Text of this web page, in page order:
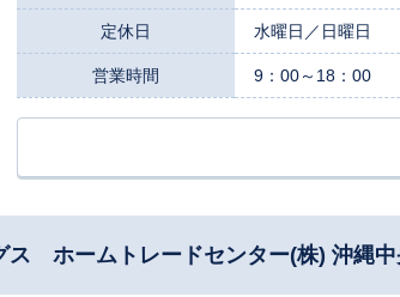
定休日 水曜日／日曜日
営業時間 9：00～18：00
ス ホームトレードセンター(株) 沖縄